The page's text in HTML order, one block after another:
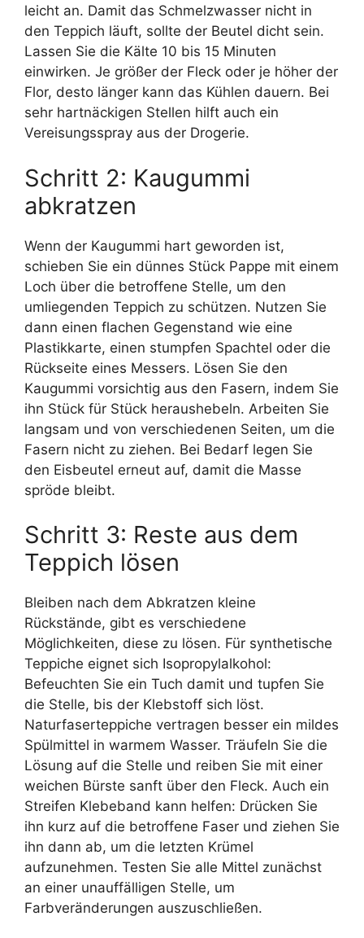
leicht an. Damit das Schmelzwasser nicht in
den Teppich läuft, sollte der Beutel dicht sein.
Lassen Sie die Kälte 10 bis 15 Minuten
einwirken. Je größer der Fleck oder je höher der
Flor, desto länger kann das Kühlen dauern. Bei
sehr hartnäckigen Stellen hilft auch ein
Vereisungsspray aus der Drogerie.
Schritt 2: Kaugummi
abkratzen
Wenn der Kaugummi hart geworden ist,
schieben Sie ein dünnes Stück Pappe mit einem
Loch über die betroffene Stelle, um den
umliegenden Teppich zu schützen. Nutzen Sie
dann einen flachen Gegenstand wie eine
Plastikkarte, einen stumpfen Spachtel oder die
Rückseite eines Messers. Lösen Sie den
Kaugummi vorsichtig aus den Fasern, indem Sie
ihn Stück für Stück heraushebeln. Arbeiten Sie
langsam und von verschiedenen Seiten, um die
Fasern nicht zu ziehen. Bei Bedarf legen Sie
den Eisbeutel erneut auf, damit die Masse
spröde bleibt.
Schritt 3: Reste aus dem
Teppich lösen
Bleiben nach dem Abkratzen kleine
Rückstände, gibt es verschiedene
Möglichkeiten, diese zu lösen. Für synthetische
Teppiche eignet sich Isopropylalkohol:
Befeuchten Sie ein Tuch damit und tupfen Sie
die Stelle, bis der Klebstoff sich löst.
Naturfaserteppiche vertragen besser ein mildes
Spülmittel in warmem Wasser. Träufeln Sie die
Lösung auf die Stelle und reiben Sie mit einer
weichen Bürste sanft über den Fleck. Auch ein
Streifen Klebeband kann helfen: Drücken Sie
ihn kurz auf die betroffene Faser und ziehen Sie
ihn dann ab, um die letzten Krümel
aufzunehmen. Testen Sie alle Mittel zunächst
an einer unauffälligen Stelle, um
Farbveränderungen auszuschließen.